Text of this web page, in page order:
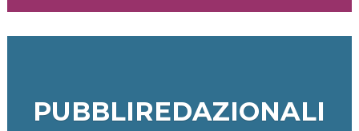
PUBBLIREDAZIONALI